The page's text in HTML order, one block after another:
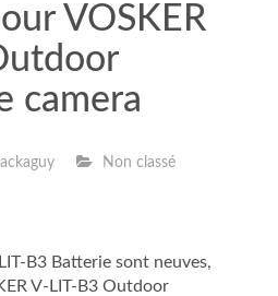
VOSKER
camera
Non classé
B3 Batterie sont neuves,
V-LIT-B3 Outdoor